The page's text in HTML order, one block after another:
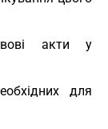
акти у
для